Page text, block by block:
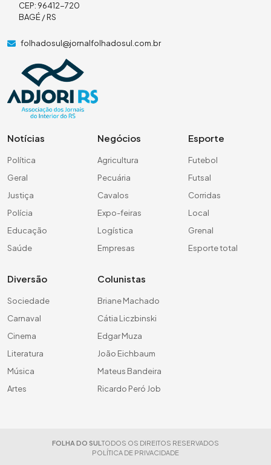
CEP: 96412-720
BAGÉ / RS
folhadosul@jornalfolhadosul.com.br
Notícias
Política
Geral
Justiça
Polícia
Educação
Saúde
Negócios
Agricultura
Pecuária
Cavalos
Expo-feiras
Logística
Empresas
Esporte
Futebol
Futsal
Corridas
Local
Grenal
Esporte total
Diversão
Sociedade
Carnaval
Cinema
Literatura
Música
Artes
Colunistas
Briane Machado
Cátia Liczbinski
Edgar Muza
João Eichbaum
Mateus Bandeira
Ricardo Peró Job
FOLHA DO SUL TODOS OS DIREITOS RESERVADOS
POLÍTICA DE PRIVACIDADE